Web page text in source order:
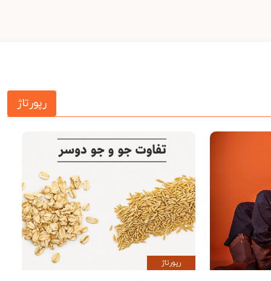
رپورتاژ
رپورتاژ